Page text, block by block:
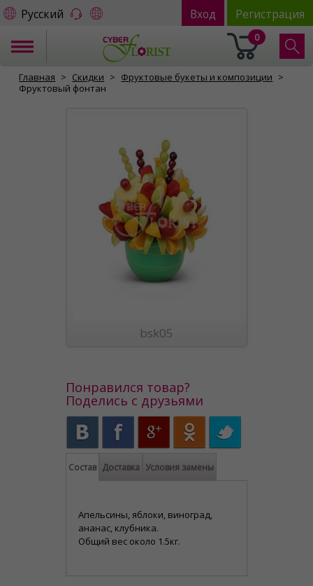
Русский Вход Регистрация
0
Главная Скидки
Фруктовые букеты и композиции
Фруктовый фонтан
bsk05
Понравился товар?
Поделись с друзьями
Состав Доставка Условия замены
Апельсины, яблоки, виноград,
ананас, клубника.
Общий вес около 1.5кг.